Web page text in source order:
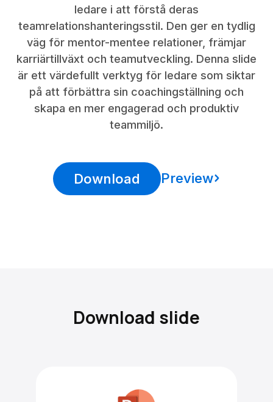
ledare i att förstå deras
teamrelationshanteringsstil. Den ger en tydlig
väg för mentor-mentee relationer, främjar
karriärtillväxt och teamutveckling. Denna slide
är ett värdefullt verktyg för ledare som siktar
på att förbättra sin coachingställning och
skapa en mer engagerad och produktiv
teammiljö.
Download Preview
Download slide